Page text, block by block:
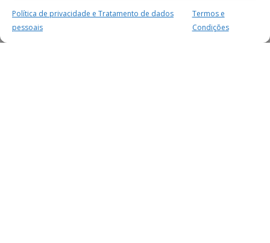
Política de privacidade e Tratamento de dados
pessoais
Termos e
Condições